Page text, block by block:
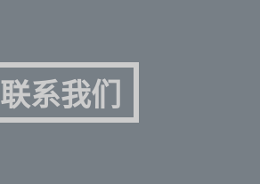
联系我们